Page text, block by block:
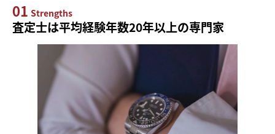
01 Strengths
査定士は平均経験年数20年以上の専門家